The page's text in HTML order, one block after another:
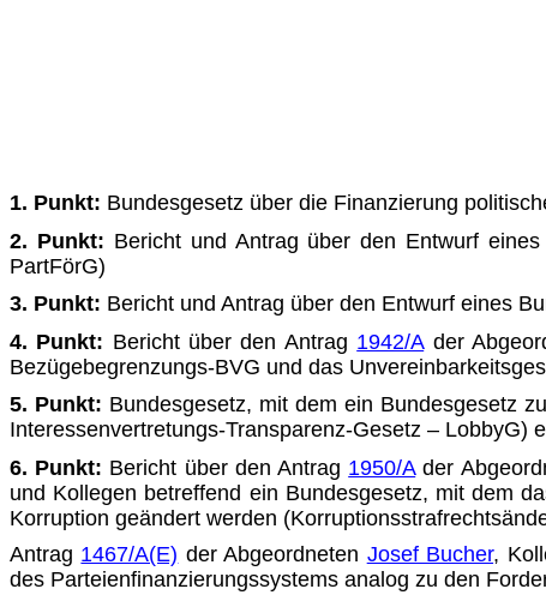
1. Punkt: Bundesgesetz über die Finanzierung
2. Punkt: Bericht und Antrag über den Entwurf
PartFörG)
3. Punkt: Bericht und Antrag über den Entwurf eines
4. Punkt: Bericht über den Antrag 1942/Ader
Bezüge­begrenzungs-BVG und das
5. Punkt: Bundesgesetz, mit dem ein Bundesgesetz
Inter­essenvertretungs-Transparenz-Gesetz – LobbyG)
6. Punkt: Bericht über den Antrag 1950/Ader
und Kollegen betreffend ein Bundesgesetz, mit dem
Korruption geändert werden
Antrag 1467/A(E) der Abgeordneten Josef Bucher,
des Parteienfinanzierungssystems analog zu den